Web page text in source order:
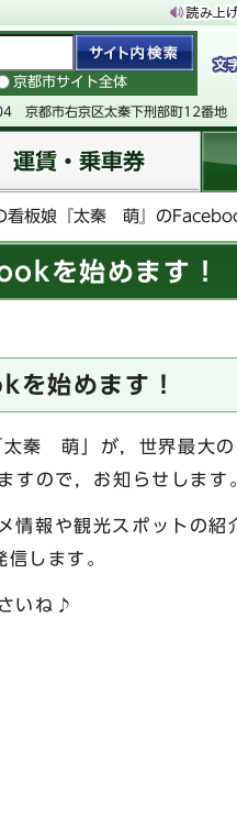
京都市サイト全体
京都市右京区太秦下刑部町12番地
運賃・乗車券
看板娘『太秦 萌』の
を始めます！
始めます！
秦 萌」が，世界最大の
ので，お知らせします
報や観光スポットの紹
します。
いね♪